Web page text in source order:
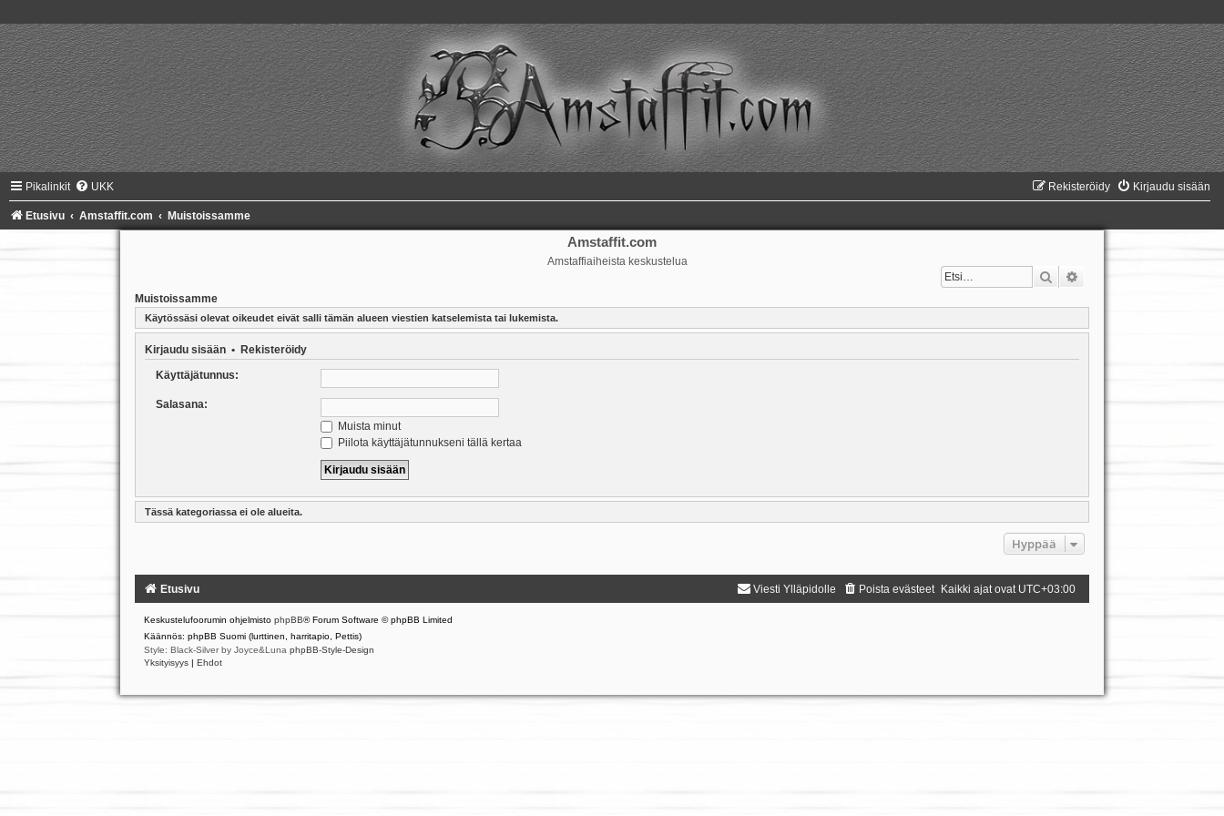
Pikalinkit UKK Kirjaudu sisään
Rekisteröidy
Etusivu Amstaffit.com Muistoissamme
Amstaffit.com
Amstaffiaiheista keskustelua
Etsi
Muistoissamme
Käytössäsi olevat oikeudet eivät salli tämän alueen viestien katselemista tai lukemista.
Kirjaudu sisään• Rekisteröidy
Käyttäjätunnus:
Salasana:
Muista minut
Piilota käyttäjätunnukseni tällä kertaa
Tässä kategoriassa ei ole alueita.
Hyppää
Etusivu Kaikki ajat ovat UTC+03:00
Poista evästeet
Viesti Ylläpidolle
Keskustelufoorumin ohjelmisto phpBB® Forum Software © phpBB Limited
Käännös: phpBB Suomi (lurttinen, harritapio, Pettis)
Style: Black-Silver by Joyce&Luna phpBB-Style-Design
Yksityisyys | Ehdot